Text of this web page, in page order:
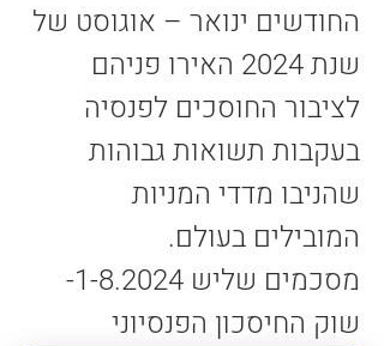
החודשים ינואר – אוגוסט של
שנת 2024 האירו פניהם
לציבור החוסכים לפנסיה
בעקבות תשואות גבוהות
שהניבו מדדי המניות
המובילים בעולם.
מסכמים שליש 1-8.2024-
שוק החיסכון הפנסיוני